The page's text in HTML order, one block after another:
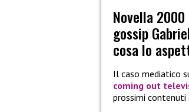
Novella
gossip
cosa lo
Il caso mediatico
coming out
prossimi contenuti